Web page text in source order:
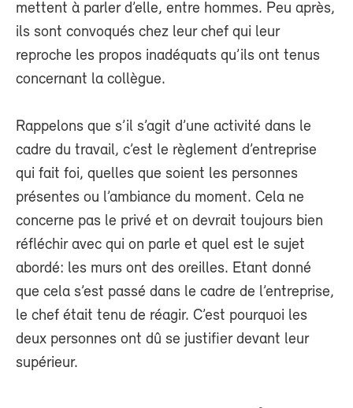
mettent à parler d’elle, entre hommes. Peu après,
ils sont convoqués chez leur chef qui leur
reproche les propos inadéquats qu’ils ont tenus
concernant la collègue.
Rappelons que s’il s’agit d’une activité dans le
cadre du travail, c’est le règlement d’entreprise
qui fait foi, quelles que soient les personnes
présentes ou l’ambiance du moment. Cela ne
concerne pas le privé et on devrait toujours bien
réfléchir avec qui on parle et quel est le sujet
abordé: les murs ont des oreilles. Etant donné
que cela s’est passé dans le cadre de l’entreprise,
le chef était tenu de réagir. C’est pourquoi les
deux personnes ont dû se justifier devant leur
supérieur.